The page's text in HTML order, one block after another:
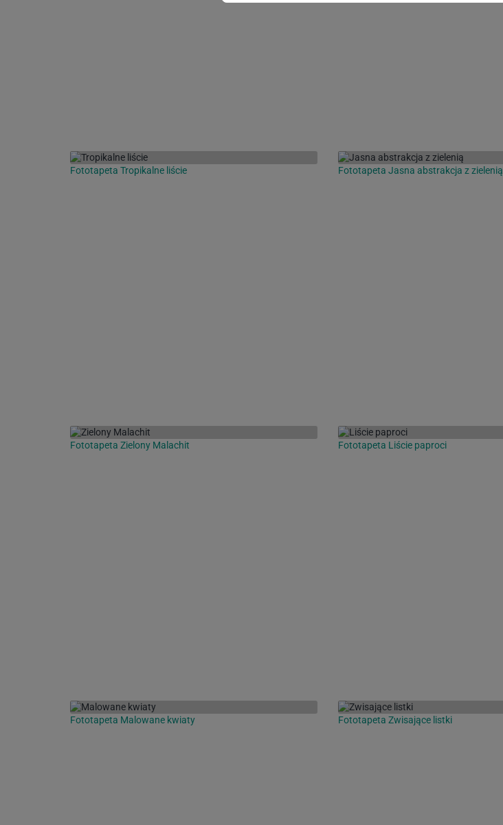
Fototapeta Tropikalne liście Fototapeta Jasna abstrakcja z zielenią
Fototapeta Zielony Malachit Fototapeta Liście paproci
Fototapeta Malowane kwiaty Fototapeta Zwisające listki